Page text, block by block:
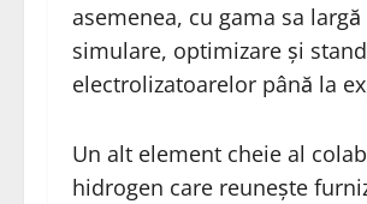
asemenea, cu gama sa
simulare, optimizare și
electrolizatoarelor până la
Un alt element cheie al
hidrogen care reunește